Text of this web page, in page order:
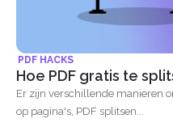
PDF HACKS
Hoe PDF gratis te
Er zijn verschillende manieren
op pagina's, PDF splitsen...